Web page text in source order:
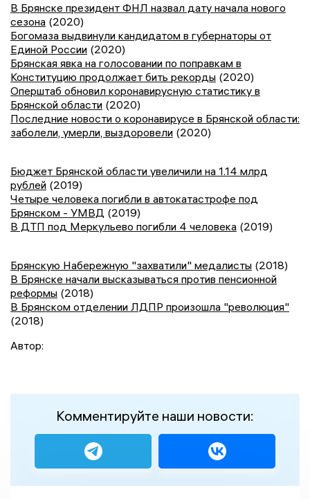
В Брянске президент ФНЛ назвал дату начала нового
сезона (2020)
Богомаза выдвинули кандидатом в губернаторы от
Единой России (2020)
Брянская явка на голосовании по поправкам в
Конституцию продолжает бить рекорды (2020)
Оперштаб обновил коронавирусную статистику в
Брянской области (2020)
Последние новости о коронавирусе в Брянской области:
заболели, умерли, выздоровели (2020)
Бюджет Брянской области увеличили на 1.14 млрд
рублей (2019)
Четыре человека погибли в автокатастрофе под
Брянском - УМВД (2019)
В ДТП под Меркульево погибли 4 человека (2019)
Брянскую Набережную "захватили" медалисты (2018)
В Брянске начали высказываться против пенсионной
реформы (2018)
В Брянском отделении ЛДПР произошла "революция"
(2018)
Автор:
Комментируйте наши новости: